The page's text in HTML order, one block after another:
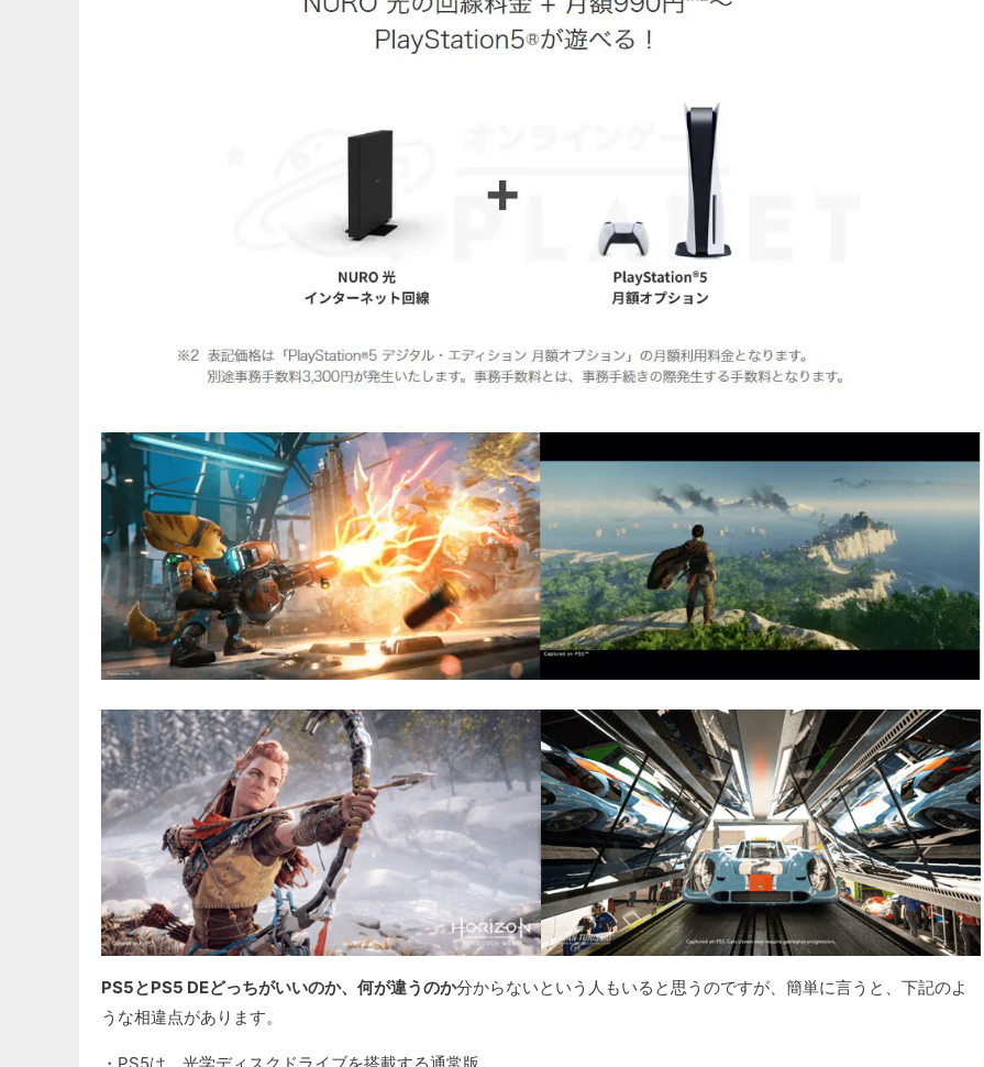
PS5とPS5 DEどっちがいいのか、何が違うのか分からないという人もいると思うのですが、簡単に言うと、下記のよ
うな相違点があります。